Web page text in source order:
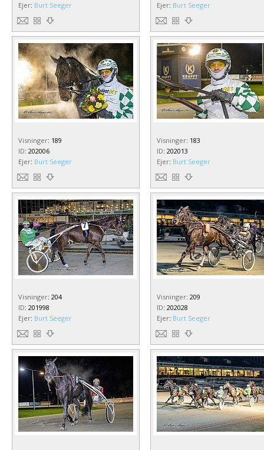
Ejer: Burt Seeger
Ejer: Burt Seeger
Visninger: 189
ID: 202006
Ejer: Burt Seeger
Visninger: 183
ID: 202013
Ejer: Burt Seeger
Visninger: 204
ID: 201998
Ejer: Burt Seeger
Visninger: 209
ID: 202028
Ejer: Burt Seeger